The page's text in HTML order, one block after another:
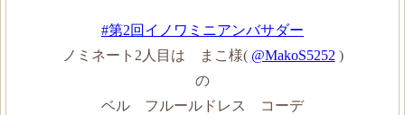
#第2回イノワミニアンバサダー
ノミネート2人目は まこ様( @MakoS5252 )
の
ベル フルールドレス コーデ